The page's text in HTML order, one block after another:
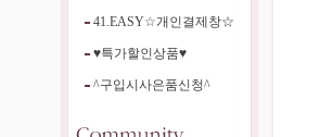
41.EASY☆개인결제창☆
♥특가할인상품♥
^구입시사은품신청^